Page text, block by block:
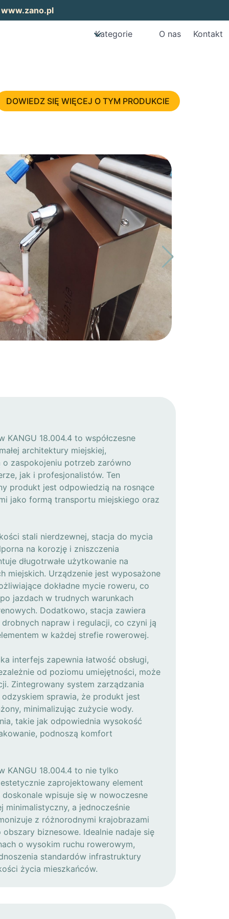
www.zano.pl
Kategorie O nas Kontakt
DOWIEDZ SIĘ WIĘCEJ O TYM PRODUKCIE
KANGU 18.004.4 to współczesne
architektury miejskiej,
zaspokojeniu potrzeb zarówno
jak i profesjonalistów. Ten
produkt jest odpowiedzią na rosnące
jako formą transportu miejskiego oraz
stali nierdzewnej, stacja do mycia
na korozję i zniszczenia
długotrwałe użytkowanie na
miejskich. Urządzenie jest wyposażone
dokładne mycie roweru, co
jazdach w trudnych warunkach
Dodatkowo, stacja zawiera
drobnych napraw i regulacji, co czyni ją
w każdej strefie rowerowej.
interfejs zapewnia łatwość obsługi,
od poziomu umiejętności, może
Zintegrowany system zarządzania
sprawia, że produkt jest
minimalizując zużycie wody.
takie jak odpowiednia wysokość
podnoszą komfort
KANGU 18.004.4 to nie tylko
zaprojektowany element
wpisuje się w nowoczesne
minimalistyczny, a jednocześnie
z różnorodnymi krajobrazami
biznesowe. Idealnie nadaje się
o wysokim ruchu rowerowym,
standardów infrastruktury
życia mieszkańców.